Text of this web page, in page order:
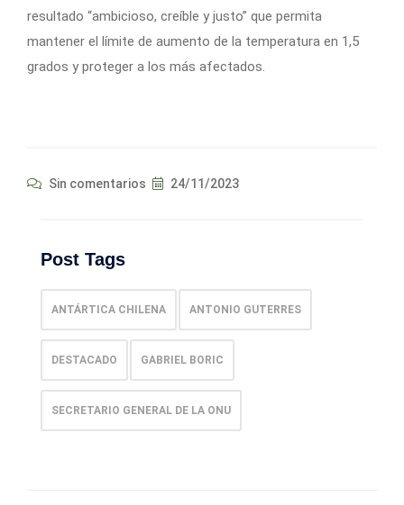
resultado “ambicioso, creíble y justo” que permita
mantener el límite de aumento de la temperatura en 1,5
grados y proteger a los más afectados.
Sin comentarios 24/11/2023
Post Tags
ANTÁRTICA CHILENA ANTONIO GUTERRES
DESTACADO GABRIEL BORIC
SECRETARIO GENERAL DE LA ONU